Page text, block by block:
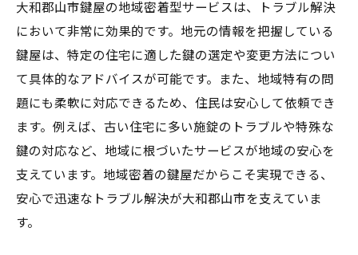
緊急事態に備えた大和郡山市鍵屋の準備
斑鳩町で鍵のトラブルが起きた時の対処法
緊急対応力のある鍵屋の選定基準
24時間対応可能な鍵屋の利点
鍵屋選びで失敗しないために大和郡山市鍵屋の
料金体系を確認しよう
適正価格で安心な鍵屋の見つけ方
料金体系の透明性が鍵屋選びの決め手
大和郡山市鍵屋の地域密着型サービスは、トラブル解決
において非常に効果的です。地元の情報を把握している
鍵屋は、特定の住宅に適した鍵の選定や変更方法につい
て具体的なアドバイスが可能です。また、地域特有の問
題にも柔軟に対応できるため、住民は安心して依頼でき
ます。例えば、古い住宅に多い施錠のトラブルや特殊な
鍵の対応など、地域に根づいたサービスが地域の安心を
支えています。地域密着の鍵屋だからこそ実現できる、
安心で迅速なトラブル解決が大和郡山市を支えていま
す。